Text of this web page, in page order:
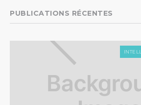
PUBLICATIONS RÉCENTES